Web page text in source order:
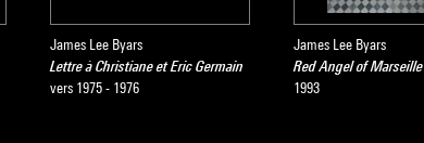
James Lee Byars
Lettre à Christiane et Eric Germain
vers 1975 - 1976
James Lee Byars
Red Angel of Marseille
1993